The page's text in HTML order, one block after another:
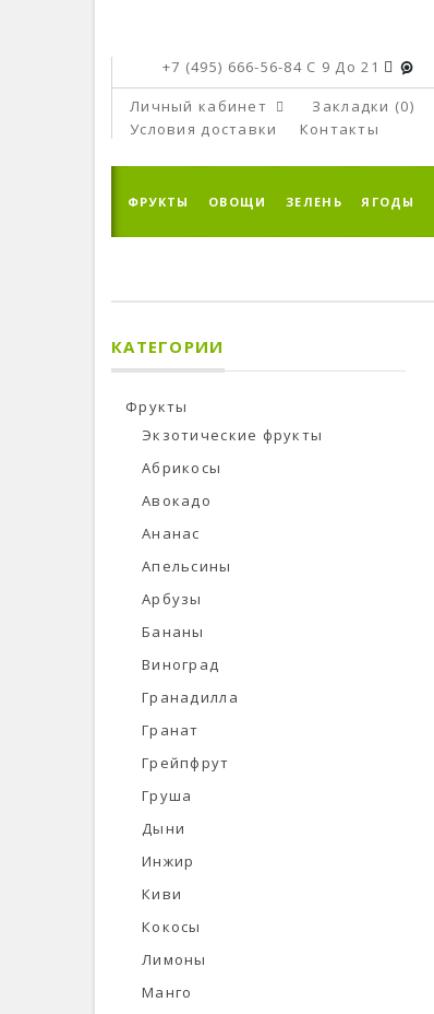
+7 (495) 666-56-84 C 9 До 21
Личный кабинет
Закладки (0)
Условия доставки
Контакты
ФРУКТЫ ОВОЩИ ЗЕЛЕНЬ ЯГОДЫ
КАТЕГОРИИ
Фрукты
Экзотические фрукты
Абрикосы
Авокадо
Ананас
Апельсины
Арбузы
Бананы
Виноград
Гранадилла
Гранат
Грейпфрут
Груша
Дыни
Инжир
Киви
Кокосы
Лимоны
Манго